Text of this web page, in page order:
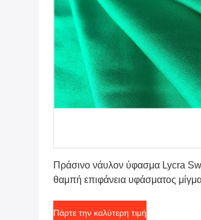
Πράσινο νάυλον ύφασμα Lycra
θαμπή επιφάνεια υφάσματος
Πάρτε την καλύτερη τιμή